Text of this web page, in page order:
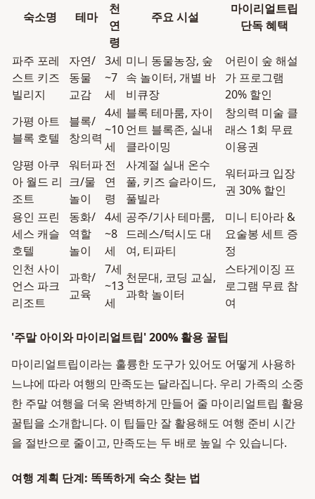
숙소명 테마
천
연
령
주요 시설
마이리얼트립
단독 혜택
파주 포레
스트 키즈
빌리지
자연/
동물
교감
3세
~7
세
미니 동물농장, 숲
속 놀이터, 개별 바
비큐장
어린이 숲 해설
가 프로그램
20% 할인
가평 아트
블록 호텔
블록/
창의력
4세
~10
세
블록 테마룸, 자이
언트 블록존, 실내
클라이밍
창의력 미술 클
래스 1회 무료
이용권
양평 아쿠
아 월드 리
조트
워터파
크/물
놀이
전
연
령
사계절 실내 온수
풀, 키즈 슬라이드,
풀빌라
워터파크 입장
권 30% 할인
용인 프린
세스 캐슬
호텔
동화/
역할
놀이
4세
~8
세
공주/기사 테마룸,
드레스/턱시도 대
여, 티파티
미니 티아라 &
요술봉 세트 증
정
인천 사이
언스 파크
리조트
과학/
교육
7세
~13
세
천문대, 코딩 교실,
과학 놀이터
스타게이징 프
로그램 무료 참
여
'주말 아이와 마이리얼트립' 200% 활용 꿀팁
마이리얼트립이라는 훌륭한 도구가 있어도 어떻게 사용하
느냐에 따라 여행의 만족도는 달라집니다. 우리 가족의 소중
한 주말 여행을 더욱 완벽하게 만들어 줄 마이리얼트립 활용
꿀팁을 소개합니다. 이 팁들만 잘 활용해도 여행 준비 시간
을 절반으로 줄이고, 만족도는 두 배로 높일 수 있습니다.
여행 계획 단계: 똑똑하게 숙소 찾는 법